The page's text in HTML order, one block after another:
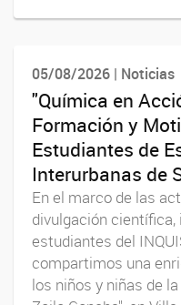
05/08/2026 | Noticias
"Química en
Formación y
Estudiantes de
Interurbanas de
En el marco de las
divulgación
estudiantes del
compartimos una
los niños y niñas de